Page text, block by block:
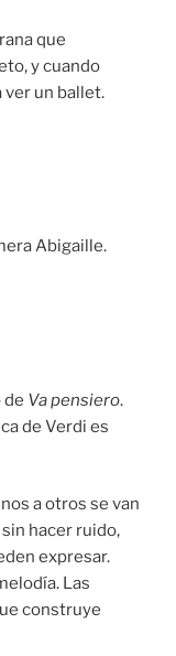
que
y cuando
ver un ballet.
Abigaille.
de Va pensiero.
de Verdi es
a otros se van
hacer ruido,
expresar.
Las
construye